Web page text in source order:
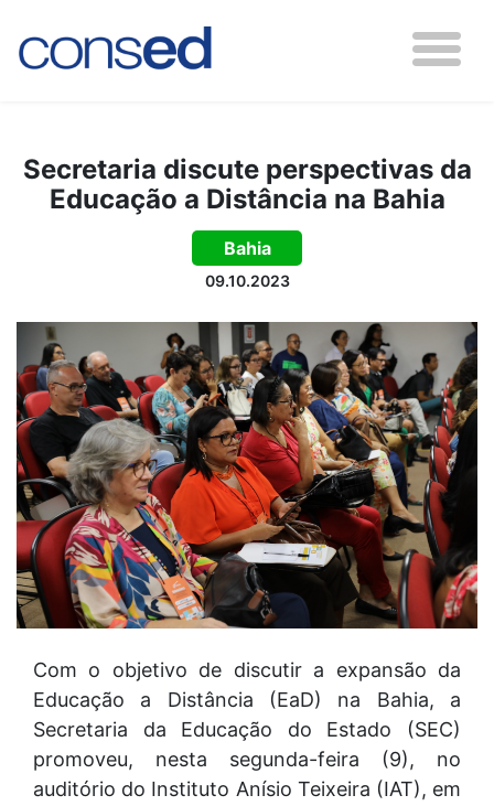
Secretaria discute perspectivas da
Educação a Distância na Bahia
Bahia
09.10.2023
Com o objetivo de discutir a expansão da
Educação a Distância (EaD) na Bahia, a
Secretaria da Educação do Estado (SEC)
promoveu, nesta segunda-feira (9), no
auditório do Instituto Anísio Teixeira (IAT), em